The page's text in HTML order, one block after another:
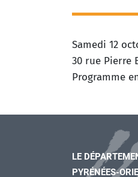
Samedi 12
30 rue Pierre
Programme
LE
PYRÉNÉES-